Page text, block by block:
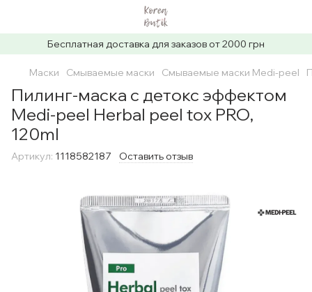
Бесплатная доставка для заказов от 2000 грн
Маски Смываемые маски Смываемые маски Medi-peel
Пилинг-маска с детокс эффектом
Medi-peel Herbal peel tox PRO,
120ml
Артикул: 1118582187 Оставить отзыв